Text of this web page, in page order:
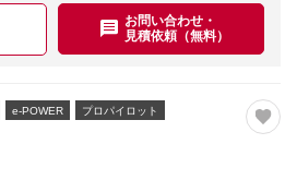
お問い合わせ・
見積依頼（無料）
e-POWER プロパイロット